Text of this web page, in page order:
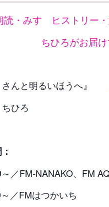
・みすゞヒストリー
ちひろがお届
さんと明るいほうへ』
ちひろ
：
／FM-NANAKO、FM
はつかいち